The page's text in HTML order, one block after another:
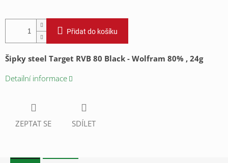
Přidat do košíku
Šipky steel Target RVB 80 Black - Wolfram 80% , 24g
Detailní informace
ZEPTAT SE SDÍLET